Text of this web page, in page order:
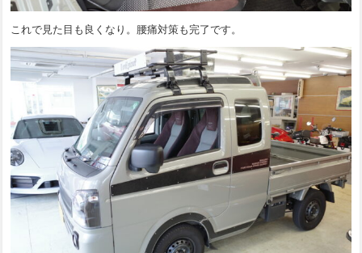
これで見た目も良くなり。腰痛対策も完了です。